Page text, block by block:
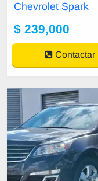
Chevrolet Spark
$ 239,000
Contactar